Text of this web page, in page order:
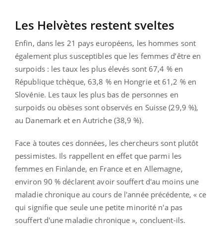
Les Helvètes restent sveltes
Enfin, dans les 21 pays européens, les hommes sont
également plus susceptibles que les femmes d’être en
surpoids : les taux les plus élevés sont 67,4 % en
République tchèque, 63,8 % en Hongrie et 61,2 % en
Slovénie. Les taux les plus bas de personnes en
surpoids ou obèses sont observés en Suisse (29,9 %),
au Danemark et en Autriche (38,9 %).
Face à toutes ces données, les chercheurs sont plutôt
pessimistes. Ils rappellent en effet que parmi les
femmes en Finlande, en France et en Allemagne,
environ 90 % déclarent avoir souffert d'au moins une
maladie chronique au cours de l'année précédente, « ce
qui signifie que seule une petite minorité n'a pas
souffert d'une maladie chronique », concluent-ils.